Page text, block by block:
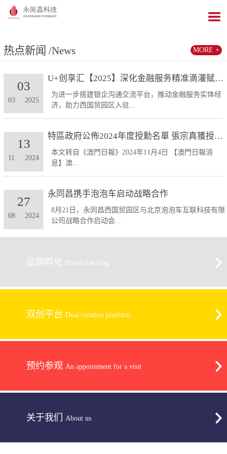
热点新闻 /News
U+创享汇【2025】深化金融服务精准滴灌赋能发展...
为进一步搭建银企沟通交流平台，推动金融服务实体经
济，助力西国贸园区入驻...
03 2025
03
特區政府公佈2024年度授勳名單 張宗真獲授予專業...
本文转自《澳門日報》2024年11月4日 【澳門日報消
息】澳...
11 2024
13
永同昌携手泡泡车启动战略合作
8月21日，永同昌西国贸园区与北京泡泡车互联科技有限
公司战略合作启动会...
08 . 2024
27
MORE +
品牌孵化 Brand hatching
双创平台 Dual creation platform
预约参观 An appointment for a visit
关于我们 About us